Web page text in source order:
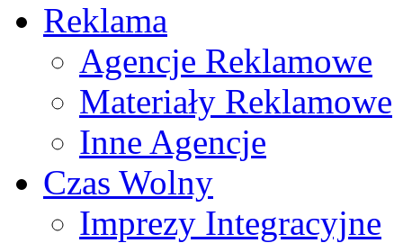
Reklama
Agencje Reklamowe
Materiały Reklamowe
Inne Agencje
Czas Wolny
Imprezy Integracyjne